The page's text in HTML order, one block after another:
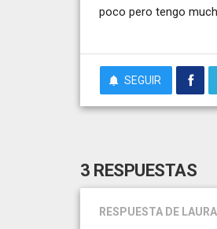
poco pero tengo
SEGUIR
3 RESPUESTAS
RESPUESTA DE